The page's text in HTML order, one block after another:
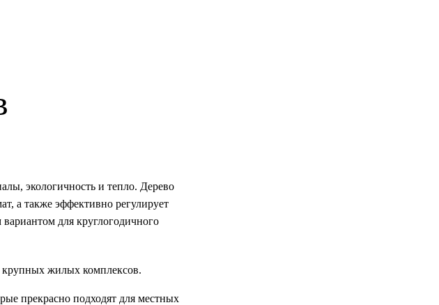
экологичность и тепло. Дерево
а также эффективно регулирует
для круглогодичного
крупных жилых комплексов.
прекрасно подходят для местных